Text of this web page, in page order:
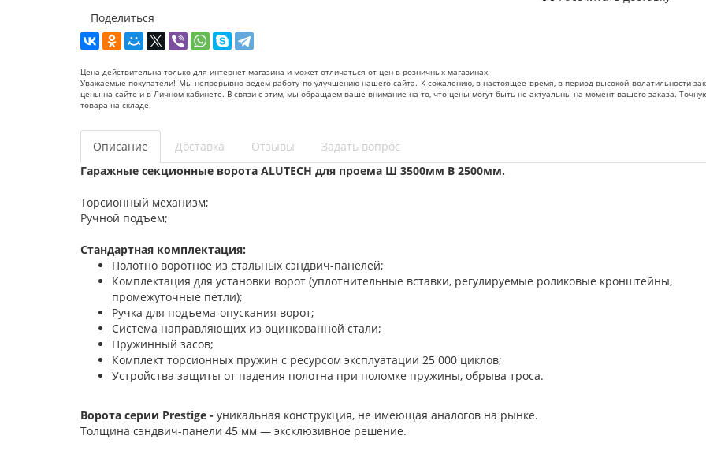
Поделиться
Цена действительна только для интернет-магазина и может отличаться от цен в розничных магазинах.
Уважаемые покупатели! Мы непрерывно ведем работу по улучшению нашего сайта. К сожалению, в настоящее время, в период высокой волатильности
цены на сайте и в Личном кабинете. В связи с этим, мы обращаем ваше внимание на то, что цены могут быть не актуальны на момент вашего заказа.
товара на складе.
Описание Доставка Отзывы
Задать вопрос
Гаражные секционные ворота ALUTECH для проема Ш 3500мм В 2500мм.
Торсионный механизм;
Ручной подъем;
Стандартная комплектация:
Полотно воротное из стальных сэндвич-панелей;
Комплектация для установки ворот (уплотнительные вставки, регулируемые роликовые кронштейны,
промежуточные петли);
Ручка для подъема-опускания ворот;
Система направляющих из оцинкованной стали;
Пружинный засов;
Комплект торсионных пружин с ресурсом эксплуатации 25 000 циклов;
Устройства защиты от падения полотна при поломке пружины, обрыва троса.
Ворота серии Prestige - уникальная конструкция, не имеющая аналогов на рынке.
Толщина сэндвич-панели 45 мм — эксклюзивное решение.